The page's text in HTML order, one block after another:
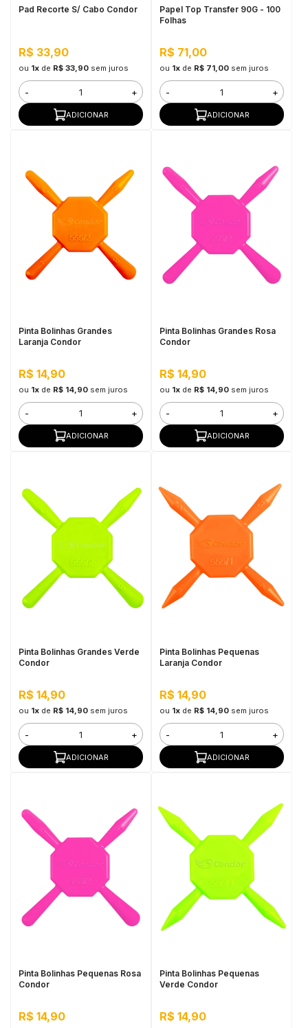
Pad Recorte S/ Cabo Condor
R$ 33,90
ou 1xde R$ 33,90 sem juros
- +
ADICIONAR
Papel Top Transfer 90G - 100
Folhas
R$ 71,00
ou 1xde R$ 71,00 sem juros
- +
ADICIONAR
Pinta Bolinhas Grandes
Laranja Condor
R$ 14,90
ou 1xde R$ 14,90 sem juros
- +
ADICIONAR
Pinta Bolinhas Grandes Rosa
Condor
R$ 14,90
ou 1xde R$ 14,90 sem juros
- +
ADICIONAR
Pinta Bolinhas Grandes Verde
Condor
R$ 14,90
ou 1xde R$ 14,90 sem juros
- +
ADICIONAR
Pinta Bolinhas Pequenas
Laranja Condor
R$ 14,90
ou 1xde R$ 14,90 sem juros
- +
ADICIONAR
Pinta Bolinhas Pequenas Rosa
Condor
R$ 14,90
Pinta Bolinhas Pequenas
Verde Condor
R$ 14,90